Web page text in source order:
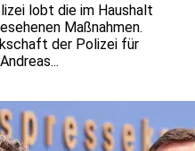
lobt die im Haushalt
Maßnahmen.
der Polizei für